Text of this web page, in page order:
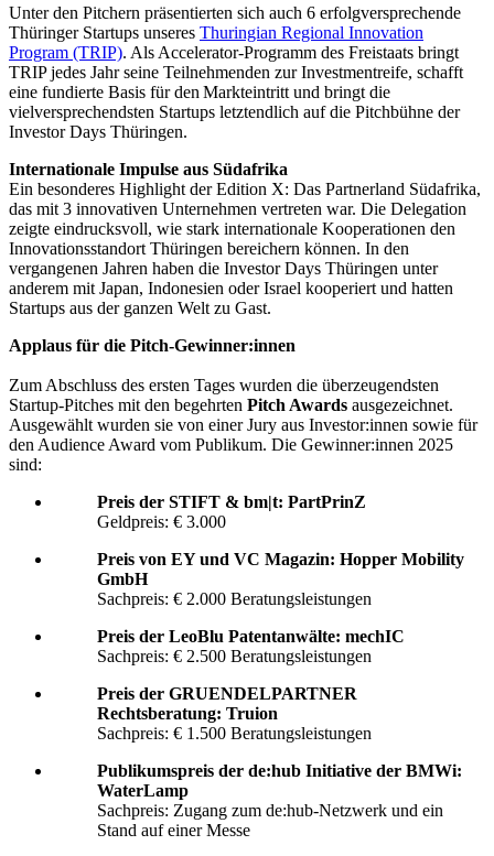
Unter den Pitchern präsentierten sich auch 6 erfolgversprechende
Thüringer Startups unseres Thuringian Regional Innovation
Program (TRIP). Als Accelerator-Programm des Freistaats bringt
TRIP jedes Jahr seine Teilnehmenden zur Investmentreife, schafft
eine fundierte Basis für den Markteintritt und bringt die
vielversprechendsten Startups letztendlich auf die Pitchbühne der
Investor Days Thüringen.
Internationale Impulse aus Südafrika
Ein besonderes Highlight der Edition X: Das Partnerland Südafrika,
das mit 3 innovativen Unternehmen vertreten war. Die Delegation
zeigte eindrucksvoll, wie stark internationale Kooperationen den
Innovationsstandort Thüringen bereichern können. In den
vergangenen Jahren haben die Investor Days Thüringen unter
anderem mit Japan, Indonesien oder Israel kooperiert und hatten
Startups aus der ganzen Welt zu Gast.
Applaus für die Pitch-Gewinner:innen
Zum Abschluss des ersten Tages wurden die überzeugendsten
Startup-Pitches mit den begehrten Pitch Awards ausgezeichnet.
Ausgewählt wurden sie von einer Jury aus Investor:innen sowie für
den Audience Award vom Publikum. Die Gewinner:innen 2025
sind:
Preis der STIFT & bm|t: PartPrinZ
Geldpreis: € 3.000
Preis von EY und VC Magazin: Hopper Mobility
GmbH
Sachpreis: € 2.000 Beratungsleistungen
Preis der LeoBlu Patentanwälte: mechIC
Sachpreis: € 2.500 Beratungsleistungen
Preis der GRUENDELPARTNER
Rechtsberatung: Truion
Sachpreis: € 1.500 Beratungsleistungen
Publikumspreis der de:hub Initiative der BMWi:
WaterLamp
Sachpreis: Zugang zum de:hub-Netzwerk und ein
Stand auf einer Messe